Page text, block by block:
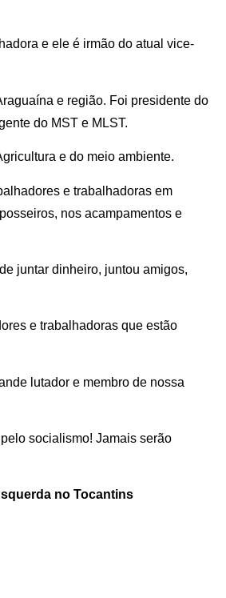
e ele é irmão do atual vice-
e região. Foi presidente do
do MST e MLST.
e do meio ambiente.
e trabalhadoras em
nos acampamentos e
juntar dinheiro, juntou amigos,
e trabalhadoras que estão
lutador e membro de nossa
socialismo! Jamais serão
no Tocantins